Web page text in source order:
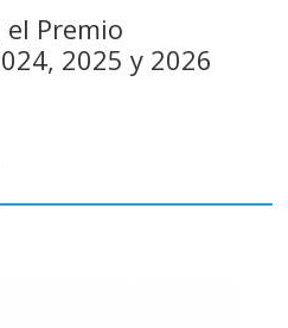
Premio
2025 y 2026